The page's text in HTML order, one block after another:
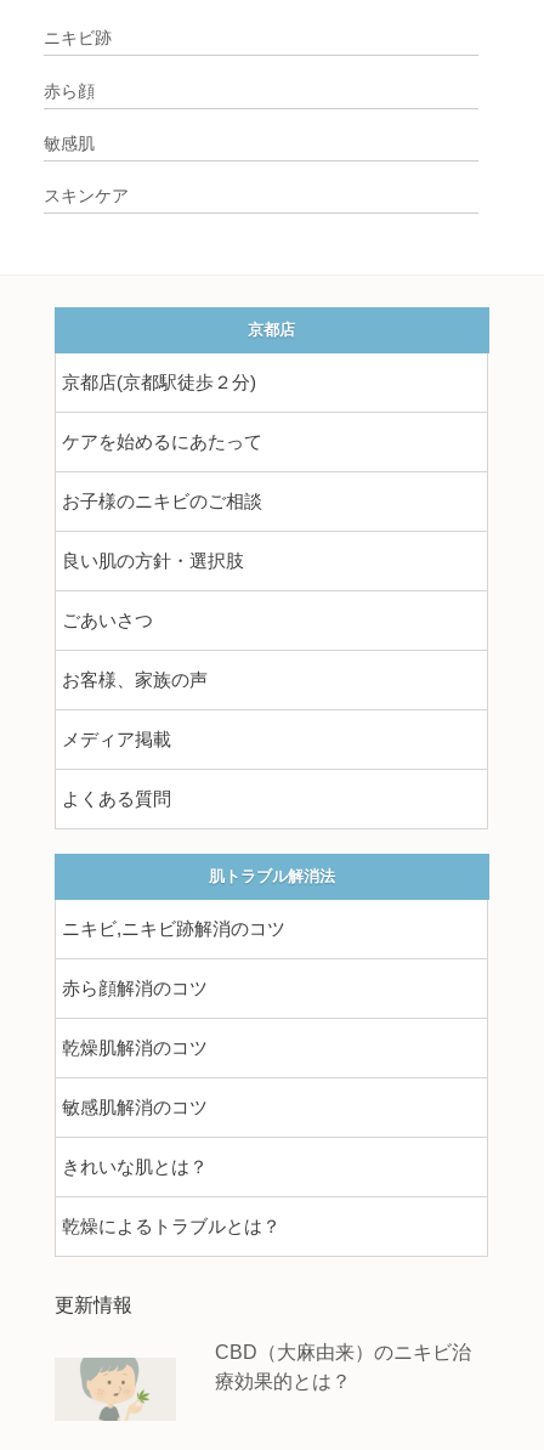
ニキビ跡
赤ら顔
敏感肌
スキンケア
京都店
京都店(京都駅徒歩２分)
ケアを始めるにあたって
お子様のニキビのご相談
良い肌の方針・選択肢
ごあいさつ
お客様、家族の声
メディア掲載
よくある質問
肌トラブル解消法
ニキビ,ニキビ跡解消のコツ
赤ら顔解消のコツ
乾燥肌解消のコツ
敏感肌解消のコツ
きれいな肌とは？
乾燥によるトラブルとは？
更新情報
CBD（大麻由来）のニキビ治
療効果的とは？